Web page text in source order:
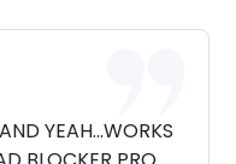
YEAH...WORKS